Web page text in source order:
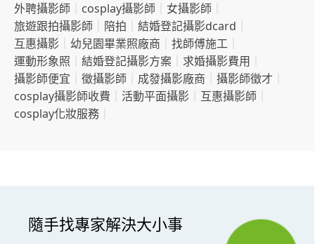
外聘攝影師 cosplay攝影師 女攝影師
旅遊跟拍攝影師
陪拍 結婚登記攝影dcard
互惠攝影
幼兒園畢業照廠商 找師傅施工
運動形象照
結婚登記攝影方案 求婚攝影費用
攝影師便宜
徵攝影師 成發攝影廠商 攝影師徵才
cosplay攝影師收費
活動平面攝影 互惠攝影師
cosplay化妝服務
隨手找專家解決大小事